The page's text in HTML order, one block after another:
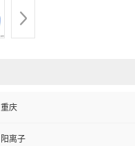
重庆
阳离子